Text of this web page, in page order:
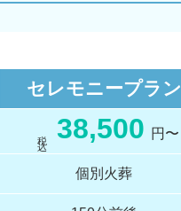
セレモニープラン
38,500 円〜
個別火葬